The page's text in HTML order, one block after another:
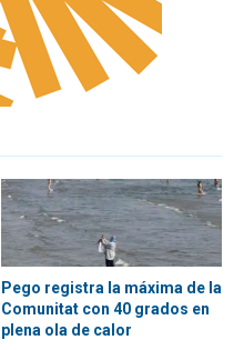
Pego registra la máxima de la
Comunitat con 40 grados en
plena ola de calor